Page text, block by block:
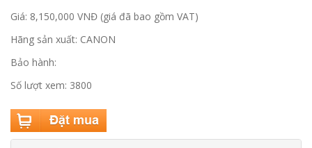
Giá: 8,150,000 VNĐ (giá đã bao gồm VAT)
Hãng sản xuất: CANON
Bảo hành:
Số lượt xem: 3800